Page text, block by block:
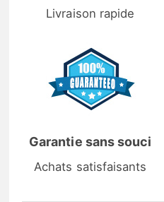
Livraison rapide
Garantie sans souci
Achats satisfaisants